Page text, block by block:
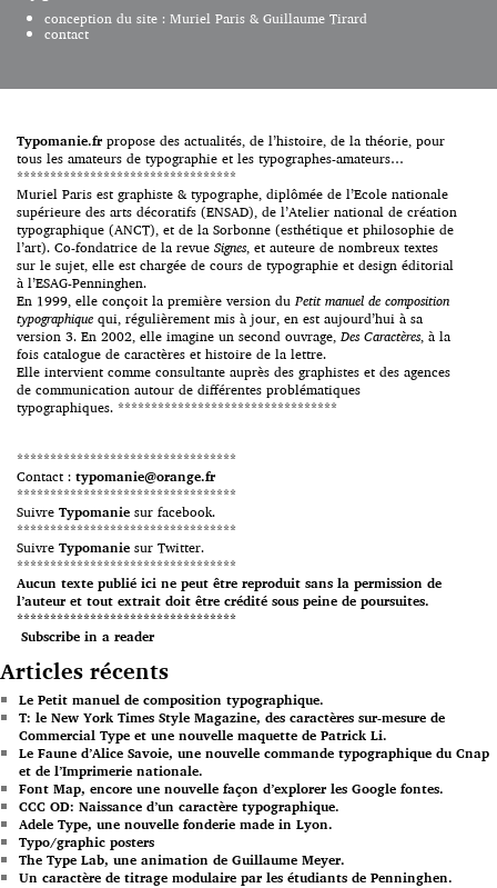
l’EPSAA Ville de Paris […]
permettant ainsi […]
conception du site : Muriel Paris & Guillaume Tirard
contact
Typomanie.fr propose des actualités, de l’histoire, de la théorie, pour
tous les amateurs de typographie et les typographes-amateurs…
*********************************
Muriel Paris est graphiste & typographe, diplômée de l’Ecole nationale
supérieure des arts décoratifs (ENSAD), de l’Atelier national de création
typographique (ANCT), et de la Sorbonne (esthétique et philosophie de
l’art). Co-fondatrice de la revue Signes, et auteure de nombreux textes
sur le sujet, elle est chargée de cours de typographie et design éditorial
à l’ESAG-Penninghen.
En 1999, elle conçoit la première version duPetit manuel de composition
typographique qui, régulièrement mis à jour, en est aujourd’hui à sa
version 3. En 2002, elle imagine un second ouvrage, Des Caractères, à la
fois catalogue de caractères et histoire de la lettre.
Elle intervient comme consultante auprès des graphistes et des agences
de communication autour de différentes problématiques
typographiques. *********************************
*********************************
Contact : typomanie@orange.fr
*********************************
Suivre Typomanie sur facebook.
*********************************
Suivre Typomanie sur Twitter.
*********************************
Aucun texte publié ici ne peut être reproduit sans la permission de
l’auteur et tout extrait doit être crédité sous peine de poursuites.
*********************************
Subscribe in a reader
Articles récents
Le Petit manuel de composition typographique.
T: le New York Times Style Magazine, des caractères sur-mesure de
Commercial Type et une nouvelle maquette de Patrick Li.
Le Faune d’Alice Savoie, une nouvelle commande typographique du Cnap
et de l’Imprimerie nationale.
Font Map, encore une nouvelle façon d’explorer les Google fontes.
CCC OD: Naissance d’un caractère typographique.
Adele Type, une nouvelle fonderie made in Lyon.
Typo/graphic posters
The Type Lab, une animation de Guillaume Meyer.
Un caractère de titrage modulaire par les étudiants de Penninghen.